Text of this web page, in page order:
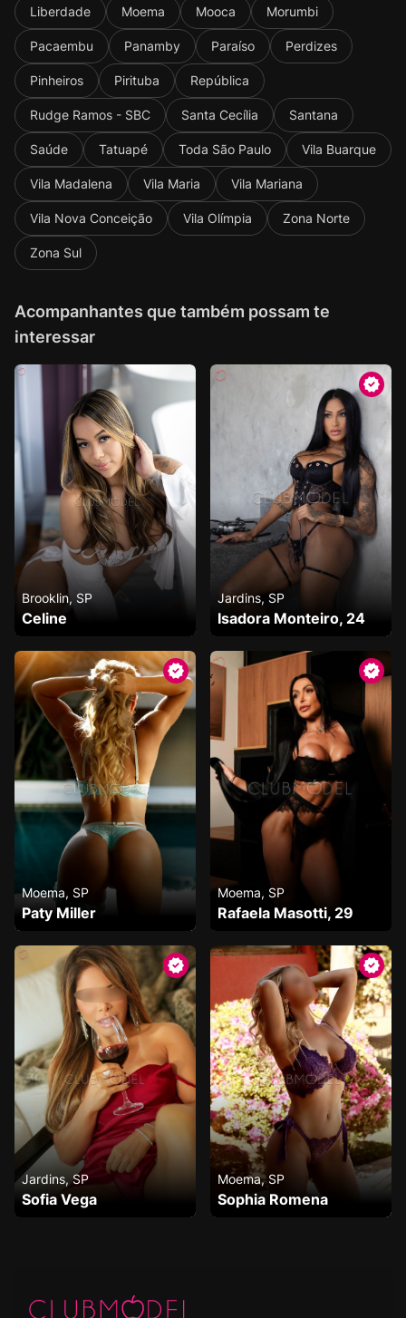
Liberdade Moema Mooca Morumbi
Pacaembu Panamby Paraíso Perdizes
Pinheiros Pirituba República
Rudge Ramos - SBC Santa Cecília Santana
Saúde Tatuapé Toda São Paulo Vila Buarque
Vila Madalena Vila Maria Vila Mariana
Vila Nova Conceição Vila Olímpia Zona Norte
Zona Sul
Acompanhantes que também possam te
interessar
Brooklin, SP
Celine
Jardins, SP
Isadora Monteiro, 24
Moema, SP
Paty Miller
Moema, SP
Rafaela Masotti, 29
Jardins, SP
Sofia Vega
Moema, SP
Sophia Romena